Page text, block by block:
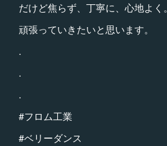
だけど焦らず、丁寧に、心地よく。
頑張っていきたいと思います。
.
.
.
#フロム工業
#ベリーダンス